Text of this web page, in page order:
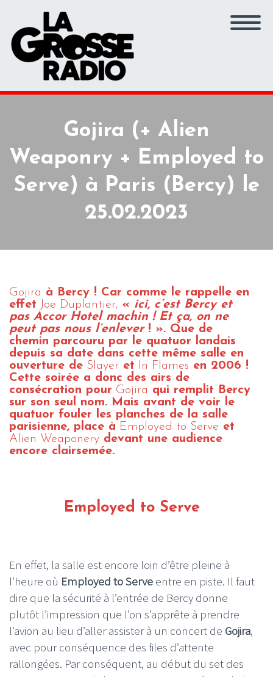
Gojira (+ Alien
Weaponry + Employed to
Serve) à Paris (Bercy) le
25.02.2023
Gojira à Bercy ! Car comme le rappelle en
effet Joe Duplantier, « ici, c’est Bercy et
pas Accor Hotel machin ! Et ça, on ne
peut pas nous l’enlever ! ». Que de
chemin parcouru par le quatuor landais
depuis sa date dans cette même salle en
ouverture de Slayer et In Flames en 2006 !
Cette soirée a donc des airs de
consécration pour Gojira qui remplit Bercy
sur son seul nom. Mais avant de voir le
quatuor fouler les planches de la salle
parisienne, place à Employed to Serve et
Alien Weaponery devant une audience
encore clairsemée.
Employed to Serve
En effet, la salle est encore loin d’être pleine à
l’heure où Employed to Serve entre en piste. Il faut
dire que la sécurité à l’entrée de Bercy donne
plutôt l’impression que l’on s’apprête à prendre
l’avion au lieu d’aller assister à un concert de Gojira,
avec pour conséquence des files d’attente
rallongées. Par conséquent, au début du set des